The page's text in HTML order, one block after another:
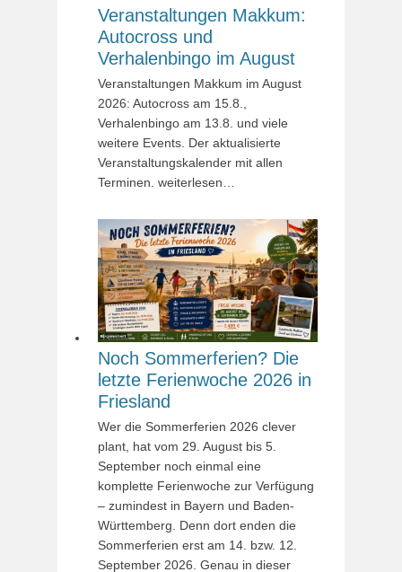
Veranstaltungen Makkum:
Autocross und
Verhalenbingo im August
Veranstaltungen Makkum im August
2026: Autocross am 15.8.,
Verhalenbingo am 13.8. und viele
weitere Events. Der aktualisierte
Veranstaltungskalender mit allen
Terminen. weiterlesen…
Noch Sommerferien? Die
letzte Ferienwoche 2026 in
Friesland
Wer die Sommerferien 2026 clever
plant, hat vom 29. August bis 5.
September noch einmal eine
komplette Ferienwoche zur Verfügung
– zumindest in Bayern und Baden-
Württemberg. Denn dort enden die
Sommerferien erst am 14. bzw. 12.
September 2026. Genau in dieser